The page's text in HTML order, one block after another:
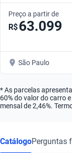
Preço a partir de
R$63.099
São Paulo
* As parcelas
60% do valor do carro
mensal de 2,46%.
CatálogoPerguntas